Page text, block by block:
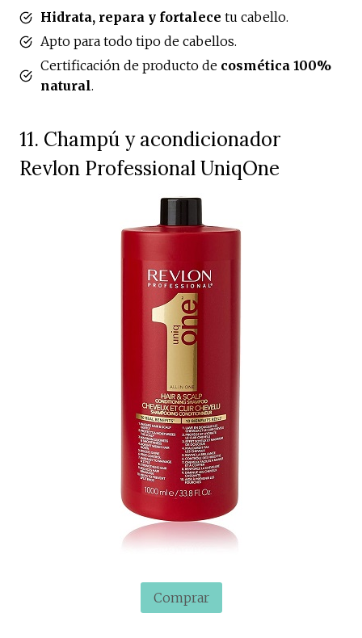
Hidrata, repara y fortalece tu cabello.
Apto para todo tipo de cabellos.
Certificación de producto de cosmética 100%
natural.
11. Champú y acondicionador
Revlon Professional UniqOne
Comprar